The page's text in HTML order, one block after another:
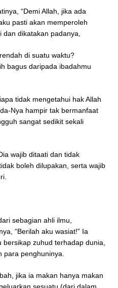
“Demi Allah, jika ada
pasti akan memperoleh
dan dikatakan padanya,
di suatu waktu?
bagus daripada ibadahmu
tidak mengetahui hak Allah
Nya hampir tak bermanfaat
sangat sedikit sekali
wajib ditaati dan tidak
boleh dilupakan, serta wajib
sebagian ahli ilmu,
“Berilah aku wasiat!” Ia
bersikap zuhud terhadap dunia,
para penghuninya.
jika ia makan hanya makan